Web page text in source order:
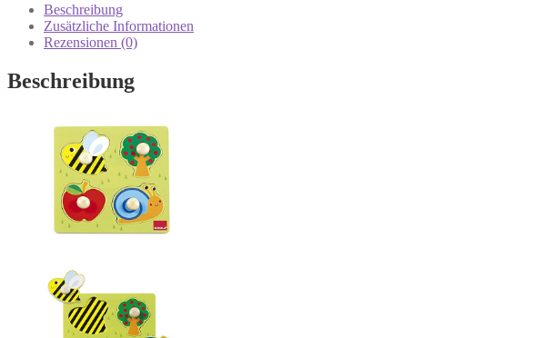
Jahr
Menge
Beschreibung
Zusätzliche Informationen
Rezensionen (0)
Beschreibung